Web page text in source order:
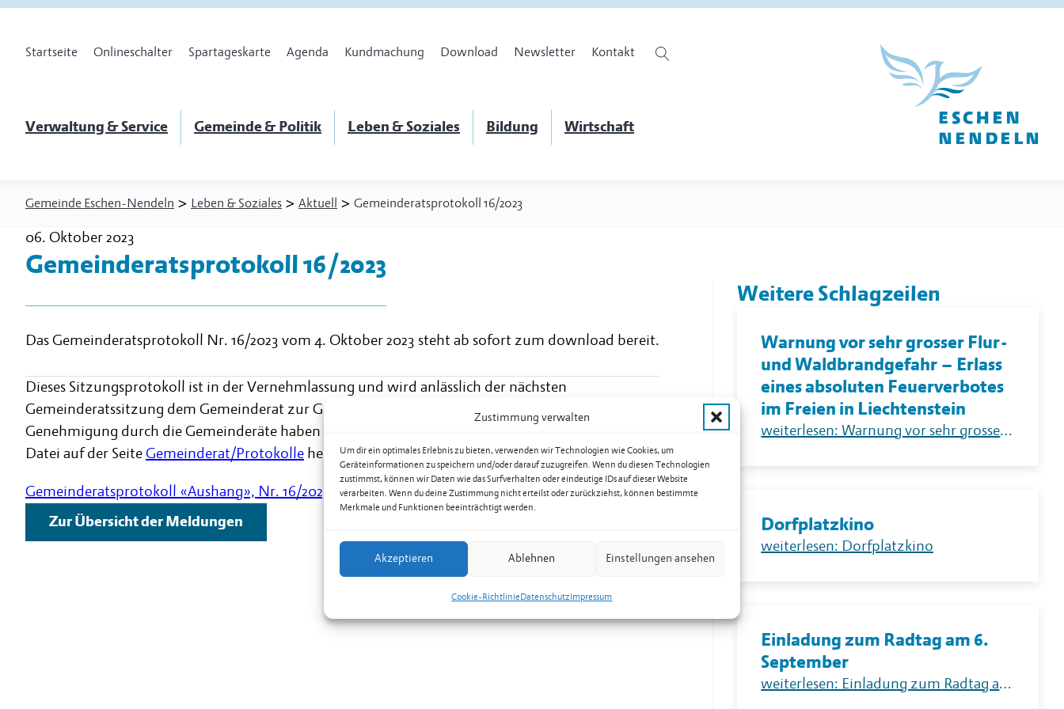
Zustimmung verwalten
Um dir ein optimales Erlebnis zu bieten, verwenden wir Technologien wie Cookies, um
Geräteinformationen zu speichern und/oder darauf zuzugreifen. Wenn du diesen Technologien
zustimmst, können wir Daten wie das Surfverhalten oder eindeutige IDs auf dieser Website
verarbeiten. Wenn du deine Zustimmung nicht erteilst oder zurückziehst, können bestimmte
Merkmale und Funktionen beeinträchtigt werden.
Akzeptieren Ablehnen Einstellungen ansehen
Cookie-RichtlinieDatenschutzImpressum
Startseite Onlineschalter Spartageskarte Agenda Kundmachung Download Newsletter Kontakt
Verwaltung & Service Gemeinde & Politik Leben & Soziales Bildung Wirtschaft
Gemeinde Eschen-Nendeln > Leben & Soziales > Aktuell > Gemeinderatsprotokoll 16/2023
06. Oktober 2023
Gemeinderatsprotokoll 16/2023
Das Gemeinderatsprotokoll Nr. 16/2023 vom 4. Oktober 2023 steht ab sofort zum download bereit.
Dieses Sitzungsprotokoll ist in der Vernehmlassung und wird anlässlich der nächsten
Gemeinderatssitzung dem Gemeinderat zur Genehmigung vorgelegt und unterzeichnet. Nach der
Genehmigung durch die Gemeinderäte haben Sie die Möglichkeit, das vollständige Protokoll als PDF-
Datei auf der SeiteGemeinderat/Protokolle herunterzuladen.
Gemeinderatsprotokoll «Aushang», Nr. 16/2023, vom 4. Oktober 2023 ansehen (PDF)
Zur Übersicht der Meldungen
Weitere Schlagzeilen
Warnung vor sehr grosser Flur-
und Waldbrandgefahr – Erlass
eines absoluten Feuerverbotes
im Freien in Liechtenstein
weiterlesen: Warnung vor sehr grosser Flur- und Waldbrandgefahr – Erlass eines absoluten Feuerverbotes im Freien in Liechtenstein
Dorfplatzkino
weiterlesen: Dorfplatzkino
Einladung zum Radtag am 6.
September
weiterlesen: Einladung zum Radtag am 6. September